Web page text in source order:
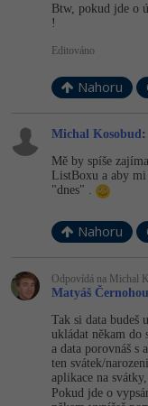
Marketing
WordPress
SEO -30%
Business
MS Office
Google
Time
Adobe
Adobe
Blender -
Inkscape
Video
Kariéra
Pro firmy
Btw, pokud jde o
!
Editováno
Nahoru
Michal Kosobud:
Mě by spíše
ListBoxu a aby
"dnes" .
Nahoru
Odpovídá na Michal
Matyáš
Tak si data budeš
ukládat někam do
a data porovnáš s
ten svátek/
aplikace na
Pokud jde o